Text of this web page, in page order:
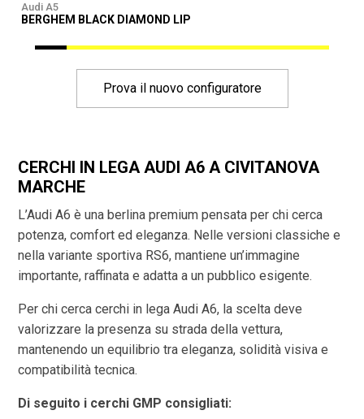
Audi A5
BERGHEM BLACK DIAMOND LIP
Prova il nuovo configuratore
CERCHI IN LEGA AUDI A6 A CIVITANOVA
MARCHE
L’Audi A6 è una berlina premium pensata per chi cerca
potenza, comfort ed eleganza. Nelle versioni classiche e
nella variante sportiva RS6, mantiene un’immagine
importante, raffinata e adatta a un pubblico esigente.
Per chi cerca cerchi in lega Audi A6, la scelta deve
valorizzare la presenza su strada della vettura,
mantenendo un equilibrio tra eleganza, solidità visiva e
compatibilità tecnica.
Di seguito i cerchi GMP consigliati: